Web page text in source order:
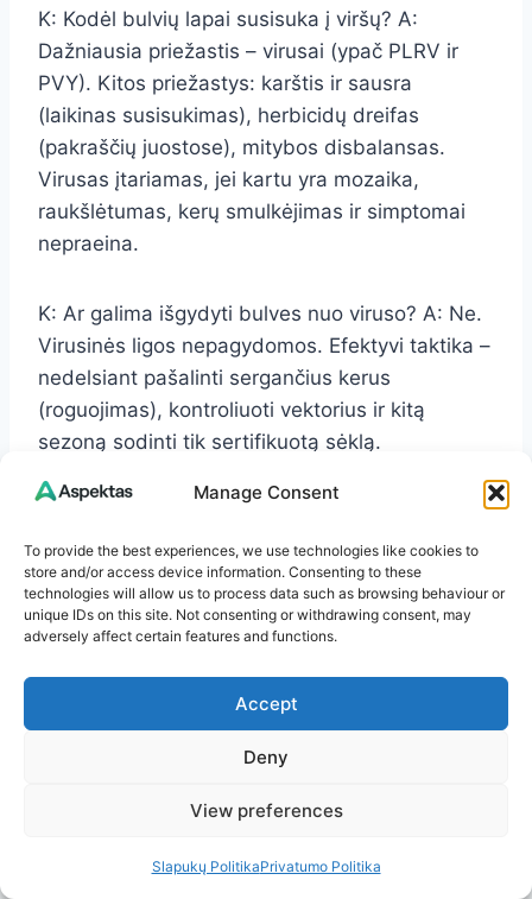
Manage Consent
To provide the best experiences, we use technologies like cookies to
store and/or access device information. Consenting to these
technologies will allow us to process data such as browsing behaviour or
unique IDs on this site. Not consenting or withdrawing consent, may
adversely affect certain features and functions.
Accept
Deny
View preferences
Slapukų PolitikaPrivatumo Politika
K: Kodėl bulvių lapai susisuka į viršų? A:
Dažniausia priežastis – virusai (ypač PLRV ir
PVY). Kitos priežastys: karštis ir sausra
(laikinas susisukimas), herbicidų dreifas
(pakraščių juostose), mitybos disbalansas.
Virusas įtariamas, jei kartu yra mozaika,
raukšlėtumas, kerų smulkėjimas ir simptomai
nepraeina.
K: Ar galima išgydyti bulves nuo viruso? A: Ne.
Virusinės ligos nepagydomos. Efektyvi taktika –
nedelsiant pašalinti sergančius kerus
(roguojimas), kontroliuoti vektorius ir kitą
sezoną sodinti tik sertifikuotą sėklą.
K: Kaip atskirti virusą nuo herbicidų pažeidimo?
A: Herbicidų pažeidimai dažniausiai pasireiškia
vienodai keliose gretimose zonose (pakraščių
juostoje), būdingas kreivų, suktų lapų ir stiebų
kompleksas po vėjuotos purškimo dienos.
Virusas – židininiai pavieniai kerai su mozaika,
raukšlėtumu ir ilgalaikiu smulkėjimu.
K: Ar galima valgyti iš sergančio kerų iškastus
gumbus? A: Taip, bulvių virusai žmogui
prastesnės struktūros, kai kurių veislių atveju –